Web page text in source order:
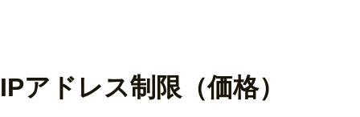
IPアドレス制限（価格）